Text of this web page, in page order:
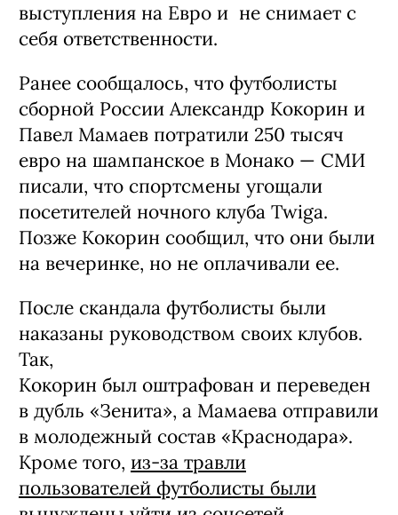
выступления на Евро и не снимает с
себя ответственности.
Ранее сообщалось, что футболисты
сборной России Александр Кокорин и
Павел Мамаев потратили 250 тысяч
евро на шампанское в Монако — СМИ
писали, что спортсмены угощали
посетителей ночного клуба Twiga.
Позже Кокорин сообщил, что они были
на вечеринке, но не оплачивали ее.
После скандала футболисты были
наказаны руководством своих клубов.
Так,
Кокорин был оштрафован и переведен
в дубль «Зенита», а Мамаева отправили
в молодежный состав «Краснодара».
Кроме того, из-за травли
пользователей футболисты были